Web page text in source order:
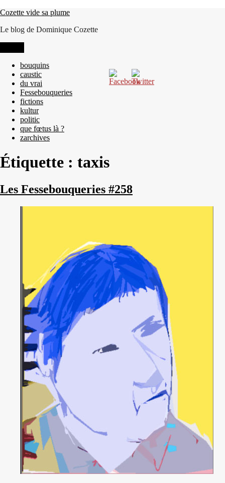
Aller
contenu
Cozette vide sa plume
Le blog de Dominique Cozette
bouquins
caustic
du vrai
Fessebouqueries
fictions
kultur
politic
que fœtus là ?
zarchives
Étiquette : taxis
Les Fessebouqueries #258